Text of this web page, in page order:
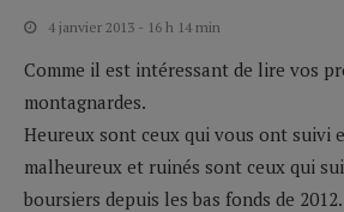
4 janvier 2013 - 16 h 14 min
Comme il est intéressant de lire vos
montagnardes.
Heureux sont ceux qui vous ont suivi
malheureux et ruinés sont ceux qui
boursiers depuis les bas fonds de 2012.